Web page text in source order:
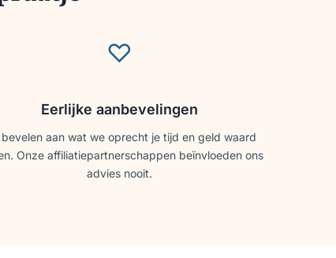
♡
Eerlijke aanbevelingen
bevelen aan wat we oprecht je tijd en geld waard
Onze affiliatiepartnerschappen beïnvloeden ons
advies nooit.